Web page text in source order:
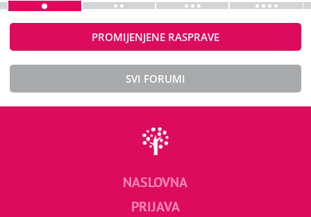
PROMIJENJENE RASPRAVE
SVI FORUMI
NASLOVNA
PRIJAVA